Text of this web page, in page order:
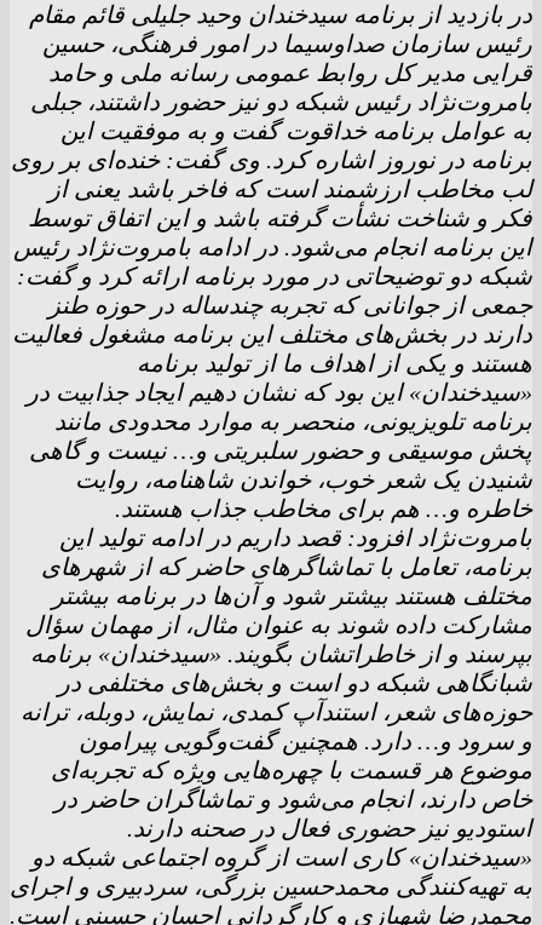
در بازدید از برنامه سیدخندان وحید جلیلی قائم مقام
رئیس سازمان صداوسیما در امور فرهنگی، حسین
قرایی مدیر کل روابط عمومی رسانه ملی و حامد
بامروت‌نژاد رئیس شبکه دو نیز حضور داشتند، جبلی
به عوامل برنامه خداقوت گفت و به موفقیت این
برنامه در نوروز اشاره کرد. وی گفت: خنده‌ای بر روی
لب مخاطب ارزشمند است که فاخر باشد یعنی از
فکر و شناخت نشأت گرفته باشد و این اتفاق توسط
این برنامه انجام می‌شود. در ادامه بامروت‌نژاد رئیس
شبکه دو توضیحاتی در مورد برنامه ارائه کرد و گفت:
جمعی از جوانانی که تجربه چندساله در حوزه طنز
دارند در بخش‌های مختلف این برنامه مشغول فعالیت
هستند و یکی از اهداف ما از تولید برنامه
«سیدخندان» این بود که نشان دهیم ایجاد جذابیت در
برنامه تلویزیونی، منحصر به موارد محدودی مانند
پخش موسیقی و حضور سلبریتی و… نیست و گاهی
شنیدن یک شعر خوب، خواندن شاهنامه، روایت
خاطره و… هم برای مخاطب جذاب هستند.
بامروت‌نژاد افزود: قصد داریم در ادامه تولید این
برنامه، تعامل با تماشاگر‌های حاضر که از شهر‌های
مختلف هستند بیشتر شود و آن‌ها در برنامه بیشتر
مشارکت داده شوند به عنوان مثال، از مهمان سؤال
بپرسند و از خاطراتشان بگویند. «سیدخندان» برنامه
شبانگاهی شبکه دو است و بخش‌های مختلفی در
حوزه‌های شعر، استندآپ کمدی، نمایش، دوبله، ترانه
و سرود و… دارد. همچنین گفت‌وگویی پیرامون
موضوع هر قسمت با چهره‌هایی ویژه که تجربه‌ای
خاص دارند، انجام می‌شود و تماشاگران حاضر در
استودیو نیز حضوری فعال در صحنه دارند.
«سیدخندان» کاری است از گروه اجتماعی شبکه دو
به تهیه‌کنندگی محمدحسین بزرگی، سردبیری و اجرای
محمدرضا شهبازی و کارگردانی احسان حسینی است.